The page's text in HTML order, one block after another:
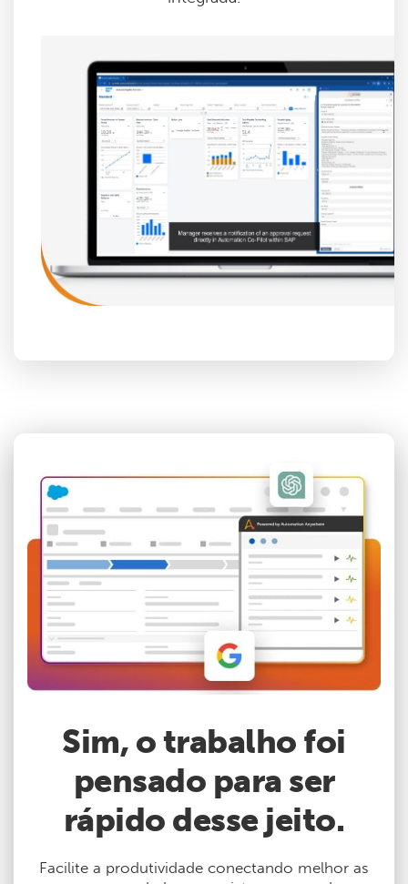
Sim, o trabalho foi
pensado para ser
rápido desse jeito.
Facilite a produtividade conectando melhor as